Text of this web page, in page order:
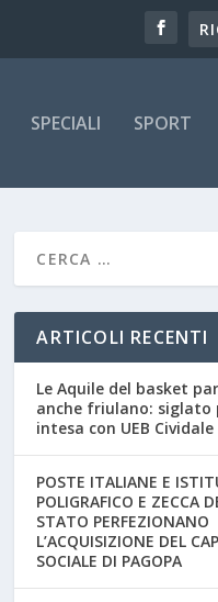
SPECIALI SPORT
ARTICOLI RECENTI
Le Aquile del basket
anche friulano: siglato
intesa con UEB Cividale
POSTE ITALIANE E
POLIGRAFICO E ZECCA
STATO PERFEZIONANO
L’ACQUISIZIONE DEL
SOCIALE DI PAGOPA